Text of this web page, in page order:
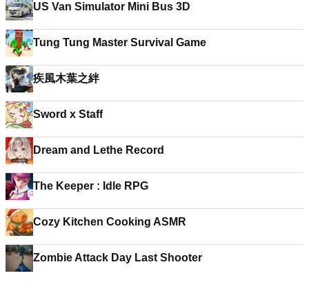
US Van Simulator Mini Bus 3D
Tung Tung Master Survival Game
疾風木葉之絆
Sword x Staff
Dream and Lethe Record
The Keeper : Idle RPG
Cozy Kitchen Cooking ASMR
Zombie Attack Day Last Shooter